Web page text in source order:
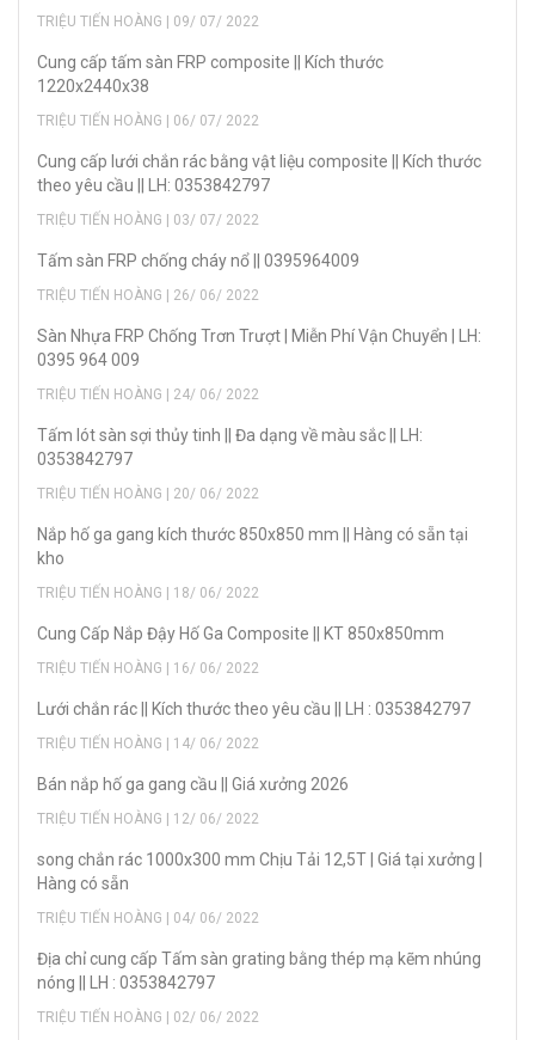
TRIỆU TIẾN HOÀNG | 09/ 07/ 2022
Cung cấp tấm sàn FRP composite || Kích thước
1220x2440x38
TRIỆU TIẾN HOÀNG | 06/ 07/ 2022
Cung cấp lưới chắn rác bằng vật liệu composite || Kích thước
theo yêu cầu || LH: 0353842797
TRIỆU TIẾN HOÀNG | 03/ 07/ 2022
Tấm sàn FRP chống cháy nổ || 0395964009
TRIỆU TIẾN HOÀNG | 26/ 06/ 2022
Sàn Nhựa FRP Chống Trơn Trượt | Miễn Phí Vận Chuyển | LH:
0395 964 009
TRIỆU TIẾN HOÀNG | 24/ 06/ 2022
Tấm lót sàn sợi thủy tinh || Đa dạng về màu sắc || LH:
0353842797
TRIỆU TIẾN HOÀNG | 20/ 06/ 2022
Nắp hố ga gang kích thước 850x850 mm || Hàng có sẵn tại
kho
TRIỆU TIẾN HOÀNG | 18/ 06/ 2022
Cung Cấp Nắp Đậy Hố Ga Composite || KT 850x850mm
TRIỆU TIẾN HOÀNG | 16/ 06/ 2022
Lưới chắn rác || Kích thước theo yêu cầu || LH : 0353842797
TRIỆU TIẾN HOÀNG | 14/ 06/ 2022
Bán nắp hố ga gang cầu || Giá xưởng 2026
TRIỆU TIẾN HOÀNG | 12/ 06/ 2022
song chắn rác 1000x300 mm Chịu Tải 12,5T | Giá tại xưởng |
Hàng có sẵn
TRIỆU TIẾN HOÀNG | 04/ 06/ 2022
Địa chỉ cung cấp Tấm sàn grating bằng thép mạ kẽm nhúng
nóng || LH : 0353842797
TRIỆU TIẾN HOÀNG | 02/ 06/ 2022